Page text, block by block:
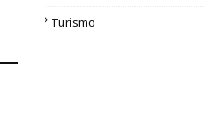
Turismo